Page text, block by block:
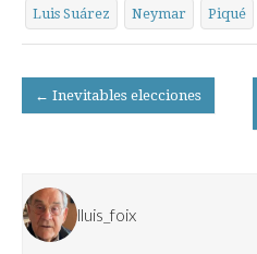
Luis Suárez Neymar Piqué
Post
navigation
← Inevitables elecciones
lluis_foix